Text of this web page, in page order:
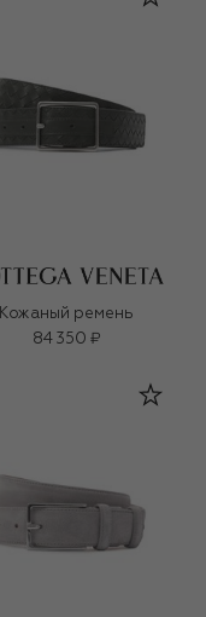
Кожаный ремень
84 350 ₽